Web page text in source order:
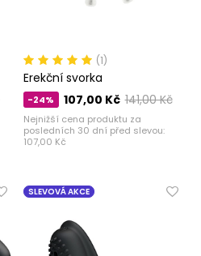
(1)
Erekční svorka
-24% 141,00 Kč
107,00 Kč
Nejnižší cena produktu za
posledních 30 dní před slevou:
107,00 Kč
SLEVOVÁ AKCE